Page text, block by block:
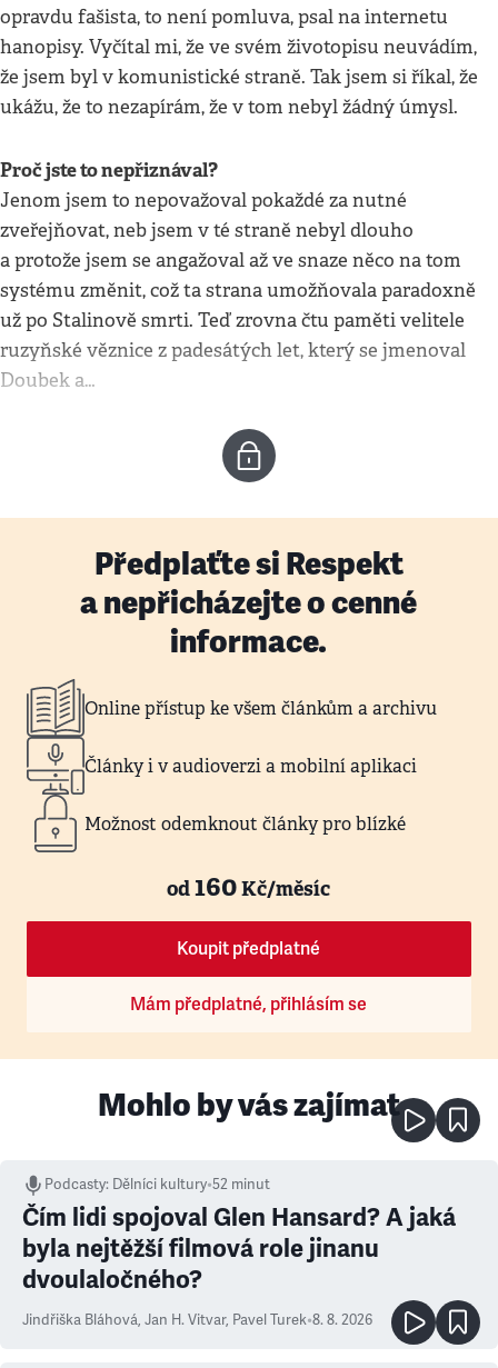
opravdu fašista, to není pomluva, psal na internetu
hanopisy. Vyčítal mi, že ve svém životopisu neuvádím,
že jsem byl v komunistické straně. Tak jsem si říkal, že
ukážu, že to nezapírám, že v tom nebyl žádný úmysl.
Proč jste to nepřiznával?
Jenom jsem to nepovažoval pokaždé za nutné
zveřejňovat, neb jsem v té straně nebyl dlouho
a protože jsem se angažoval až ve snaze něco na tom
systému změnit, což ta strana umožňovala paradoxně
už po Stalinově smrti. Teď zrovna čtu paměti velitele
ruzyňské věznice z padesátých let, který se jmenoval
Doubek a…
Předplaťte si Respekt
a nepřicházejte o cenné
informace.
Online přístup ke všem článkům a archivu
Články i v audioverzi a mobilní aplikaci
Možnost odemknout články pro blízké
od160Kč/měsíc
Koupit předplatné
Mám předplatné, přihlásím se
Mohlo by vás zajímat
Podcasty: Dělníci kultury•52 minut
Čím lidi spojoval Glen Hansard? A jaká
byla nejtěžší filmová role jinanu
dvoulaločného?
Jindřiška Bláhová, Jan H. Vitvar, Pavel Turek•8. 8. 2026